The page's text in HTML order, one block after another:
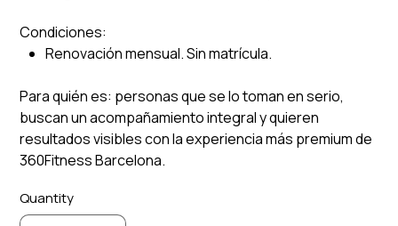
Condiciones:
Renovación mensual. Sin matrícula.
Para quién es: personas que se lo toman en serio,
buscan un acompañamiento integral y quieren
resultados visibles con la experiencia más premium de
360Fitness Barcelona.
Quantity